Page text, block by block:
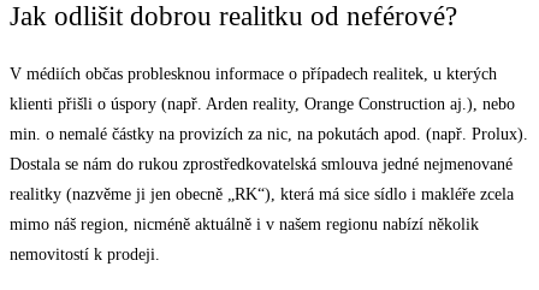
Jak odlišit dobrou realitku od neférové?
V médiích občas problesknou informace o případech realitek, u kterých
klienti přišli o úspory (např. Arden reality, Orange Construction aj.), nebo
min. o nemalé částky na provizích za nic, na pokutách apod. (např. Prolux).
Dostala se nám do rukou zprostředkovatelská smlouva jedné nejmenované
realitky (nazvěme ji jen obecně „RK“), která má sice sídlo i makléře zcela
mimo náš region, nicméně aktuálně i v našem regionu nabízí několik
nemovitostí k prodeji.